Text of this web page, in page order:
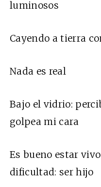
luminosos
Cayendo a tierra
Nada es real
Bajo el vidrio:
golpea mi cara
Es bueno estar
dificultad: ser hijo